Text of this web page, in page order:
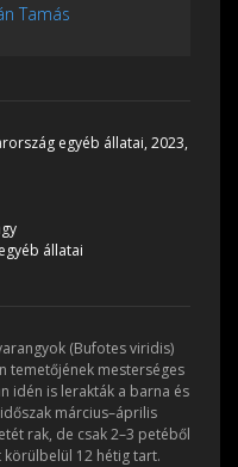
Tamás
egyéb állatai, 2023,
állatai
(Bufotes viridis)
temetőjének mesterséges
idén is lerakták a barna és
március–április
rak, de csak 2–3 petéből
12 hétig tart.